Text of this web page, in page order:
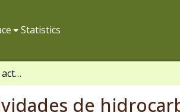
Statistics
La negociación en las actividades de hidrocarburos
de